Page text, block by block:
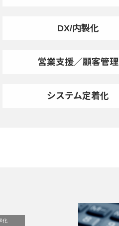
DX/内製化
営業支援／顧客管理
システム定着化
化